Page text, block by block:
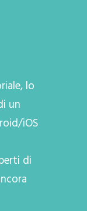
lo
un
iOS
di